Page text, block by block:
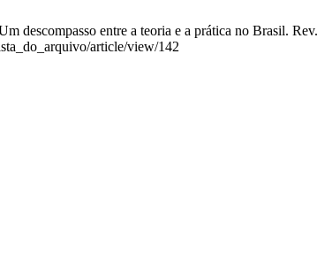
descompasso entre a teoria e a prática no Brasil.
article/view/142